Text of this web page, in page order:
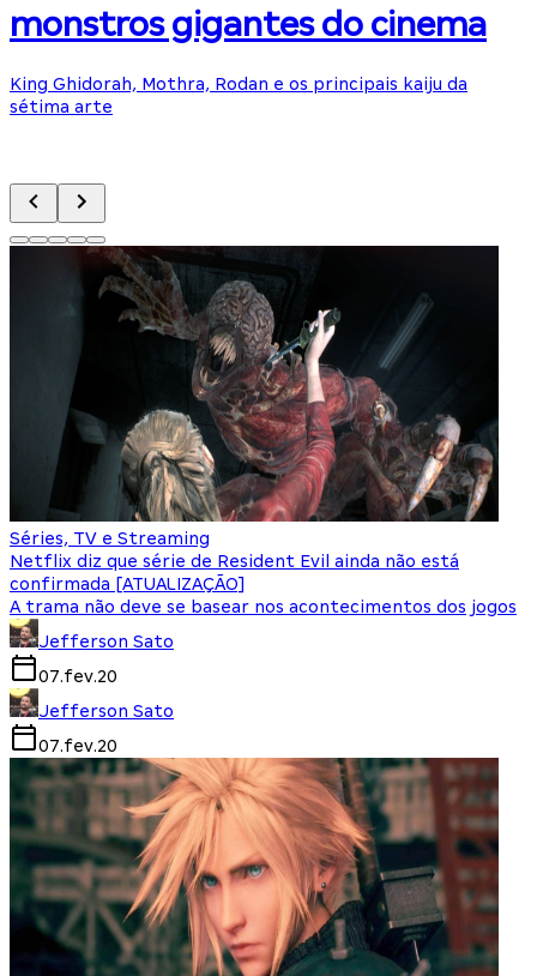
monstros gigantes do cinema
King Ghidorah, Mothra, Rodan e os principais kaiju da
sétima arte
Séries, TV e Streaming
Netflix diz que série de Resident Evil ainda não está
confirmada [ATUALIZAÇÃO]
A trama não deve se basear nos acontecimentos dos jogos
Jefferson Sato
07.fev.20
Jefferson Sato
07.fev.20